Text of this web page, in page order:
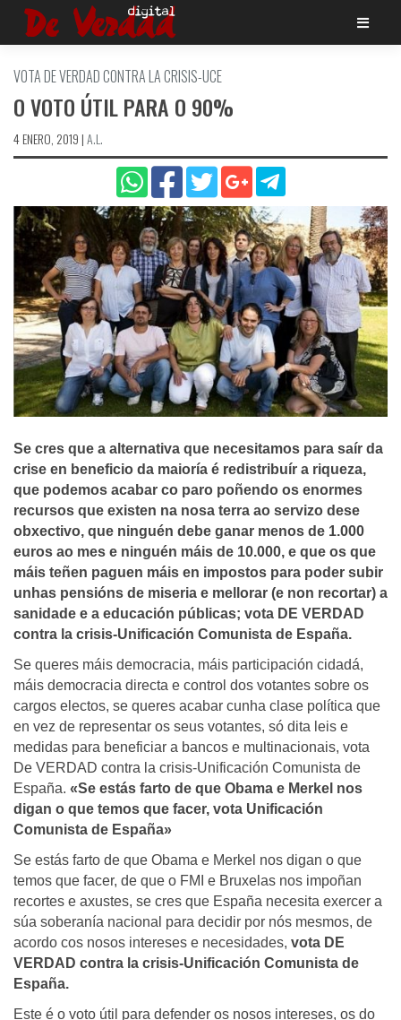
Saltar
VOTA DE VERDAD CONTRA LA CRISIS-UCE
O VOTO ÚTIL PARA O 90%
4 ENERO, 2019 |A.L.
Se cres que a alternativa que necesitamos para saí­r da
crise en beneficio da maiorí­a é redistribuí­r a riqueza,
que podemos acabar co paro poñendo os enormes
recursos que existen na nosa terra ao servizo dese
obxectivo, que ninguén debe ganar menos de 1.000
euros ao mes e ninguén máis de 10.000, e que os que
máis teñen paguen máis en impostos para poder subir
unhas pensións de miseria e mellorar (e non recortar) a
sanidade e a educación públicas; vota DE VERDAD
contra la crisis-Unificación Comunista de España.
Se queres máis democracia, máis participación cidadá,
máis democracia directa e control dos votantes sobre os
cargos electos, se queres acabar cunha clase política que
en vez de representar os seus votantes, só dita leis e
medidas para beneficiar a bancos e multinacionais, vota
De VERDAD contra la crisis-Unificación Comunista de
España. «Se estás farto de que Obama e Merkel nos
digan o que temos que facer, vota Unificación
Comunista de España»
Se estás farto de que Obama e Merkel nos digan o que
temos que facer, de que o FMI e Bruxelas nos impoñan
recortes e axustes, se cres que España necesita exercer a
súa soberanía nacional para decidir por nós mesmos, de
acordo cos nosos intereses e necesidades, vota DE
VERDAD contra la crisis-Unificación Comunista de
España.
Este é o voto útil para defender os nosos intereses, os do